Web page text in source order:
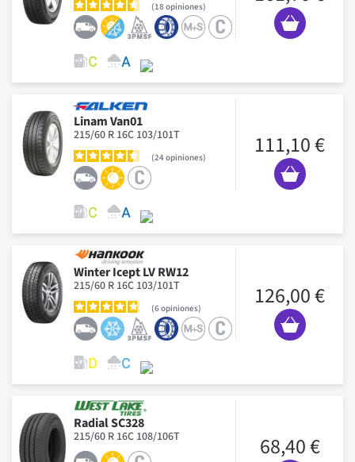
18 opiniones
Linam Van01
215/60 R 16C 103/101T
24opiniones 111,10 €
Winter Icept LV RW12
215/60 R 16C 103/101T
6opiniones 126,00 €
Radial SC328
215/60 R 16C 108/106T 68,40 €